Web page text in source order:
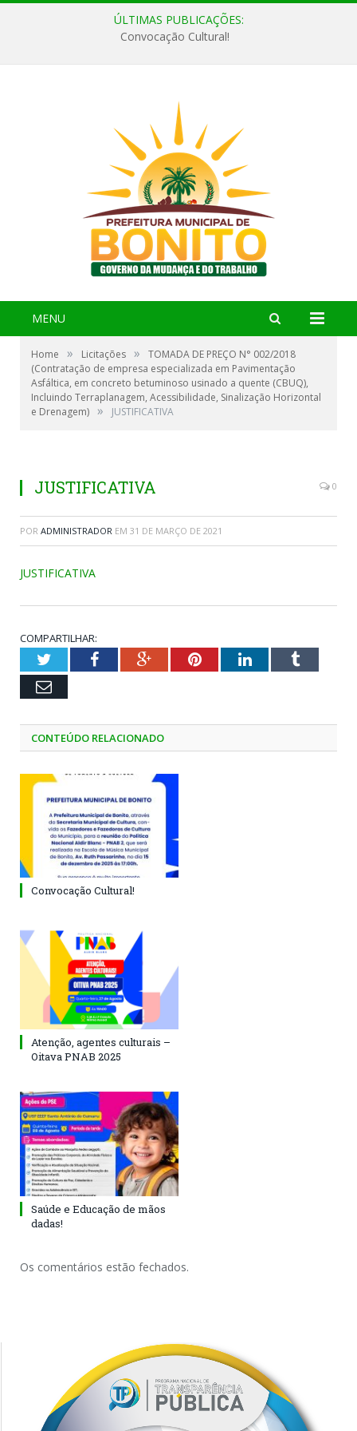
ÚLTIMAS PUBLICAÇÕES:
Convocação Cultural!
MENU
Home » Licitações »
TOMADA DE PREÇO N° 002/2018
(Contratação de empresa especializada em Pavimentação
Asfáltica, em concreto betuminoso usinado a quente (CBUQ),
Incluindo Terraplanagem, Acessibilidade, Sinalização Horizontal
e Drenagem) » JUSTIFICATIVA
JUSTIFICATIVA 0
POR ADMINISTRADOR EM 31 DE MARÇO DE 2021
JUSTIFICATIVA
COMPARTILHAR:
TwitterFacebookGoogle+PinterestLinkedInTumblr
Email
CONTEÚDO RELACIONADO
Convocação Cultural!
Atenção, agentes culturais –
Oitava PNAB 2025
Saúde e Educação de mãos
dadas!
Os comentários estão fechados.